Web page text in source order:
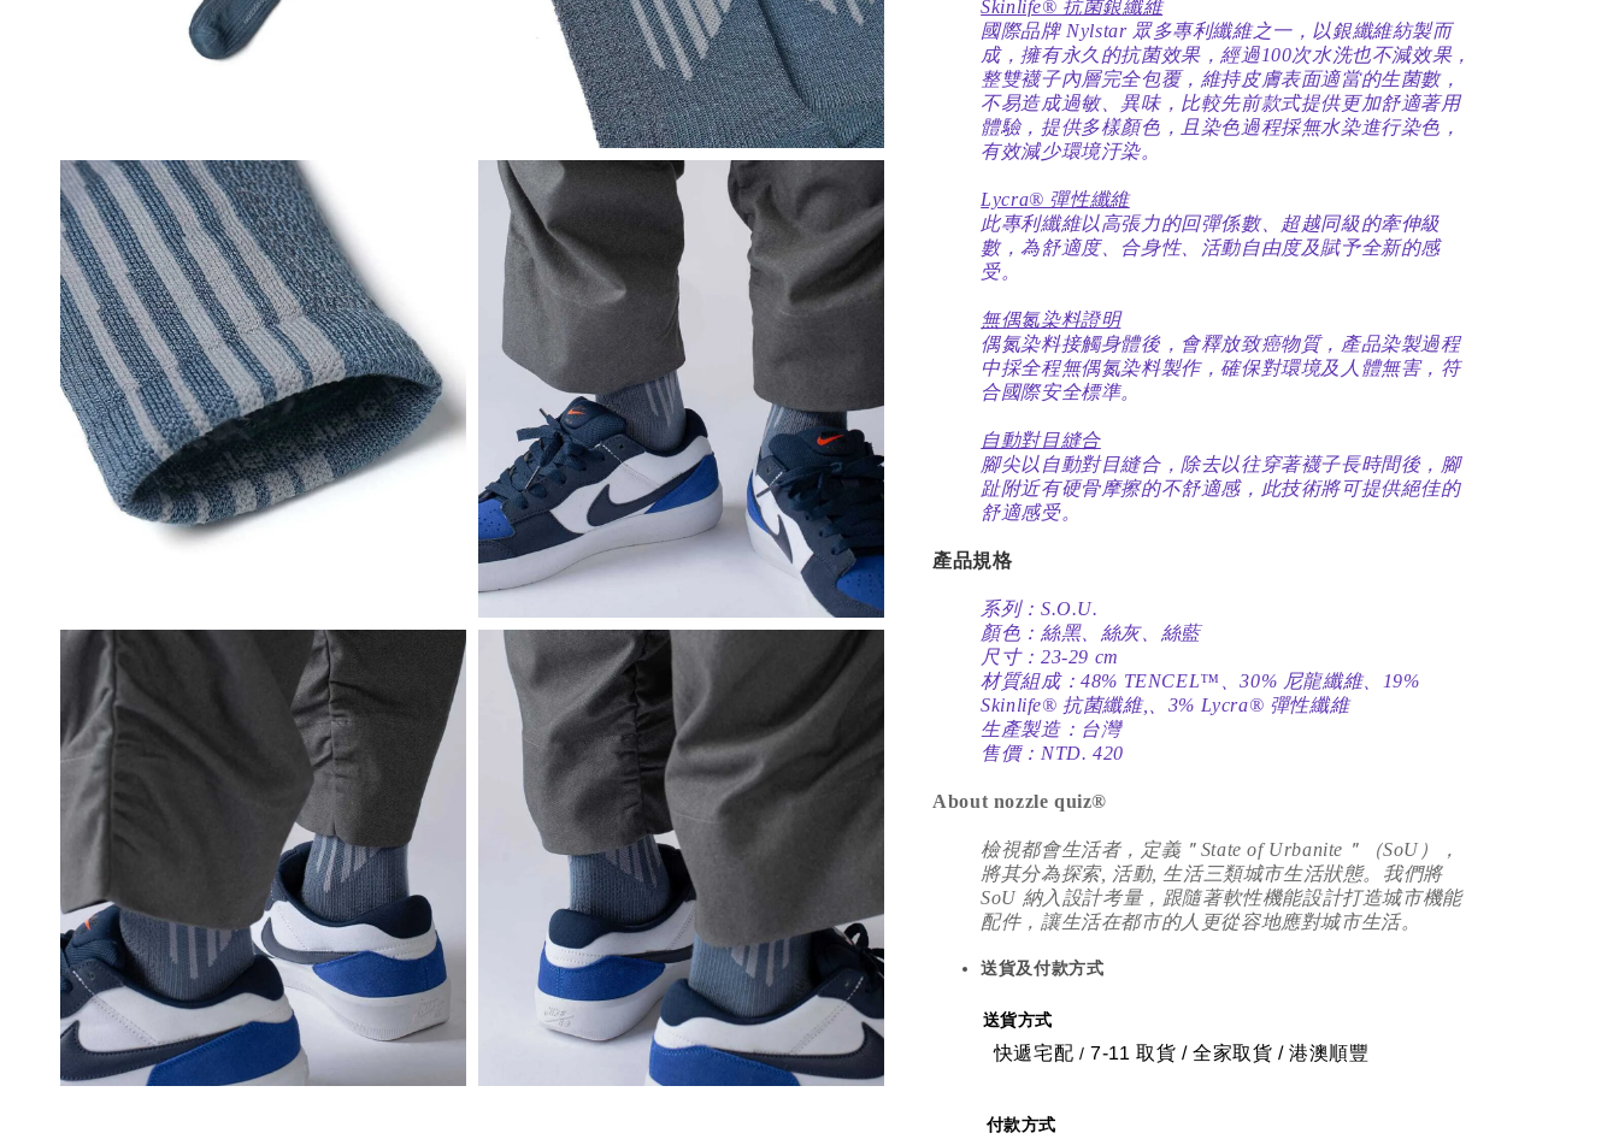
Skinlife® 抗菌銀纖維
國際品牌 Nylstar 眾多專利纖維之一，以銀纖維紡製而
成，擁有永久的抗菌效果，經過100次水洗也不減效果，
整雙襪子內層完全包覆，維持皮膚表面適當的生菌數，
不易造成過敏、異味，比較先前款式提供更加舒適著用
體驗，提供多樣顏色，且染色過程採無水染進行染色，
有效減少環境汙染。
Lycra® 彈性纖維
此專利纖維以高張力的回彈係數、超越同級的牽伸級
數，為舒適度、合身性、活動自由度及賦予全新的感
受。
無偶氮染料證明
偶氮染料接觸身體後，會釋放致癌物質，產品染製過程
中採全程無偶氮染料製作，確保對環境及人體無害，符
合國際安全標準。
自動對目縫合
腳尖以自動對目縫合，除去以往穿著襪子長時間後，腳
趾附近有硬骨摩擦的不舒適感，此技術將可提供絕佳的
舒適感受。
產品規格
系列：S.O.U.
顏色：絲黑、絲灰、絲藍
尺寸：23-29 cm
材質組成：48% TENCEL™、30% 尼龍纖維、19%
Skinlife® 抗菌纖維,、3% Lycra® 彈性纖維
生產製造：台灣
售價：NTD. 420
About nozzle quiz®
檢視都會生活者，定義＂State of Urbanite＂（SoU），
將其分為探索, 活動, 生活三類城市生活狀態。我們將
SoU 納入設計考量，跟隨著軟性機能設計打造城市機能
配件，讓生活在都市的人更從容地應對城市生活。
送貨及付款方式
送貨方式
快遞宅配 / 7-11 取貨 /全家取貨 / 港澳順豐
付款方式